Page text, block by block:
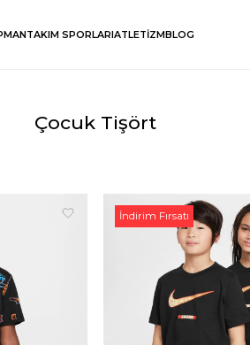
TAKIM SPORLARIATLETİZMBLOG
Çocuk Tişört
İndirim Fırsatı